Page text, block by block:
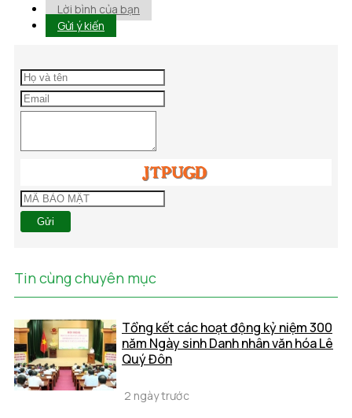
Lời bình của bạn
Gửi ý kiến
Gửi
Tin cùng chuyên mục
Tổng kết các hoạt động kỷ niệm 300
năm Ngày sinh Danh nhân văn hóa Lê
Quý Đôn
2 ngày trước